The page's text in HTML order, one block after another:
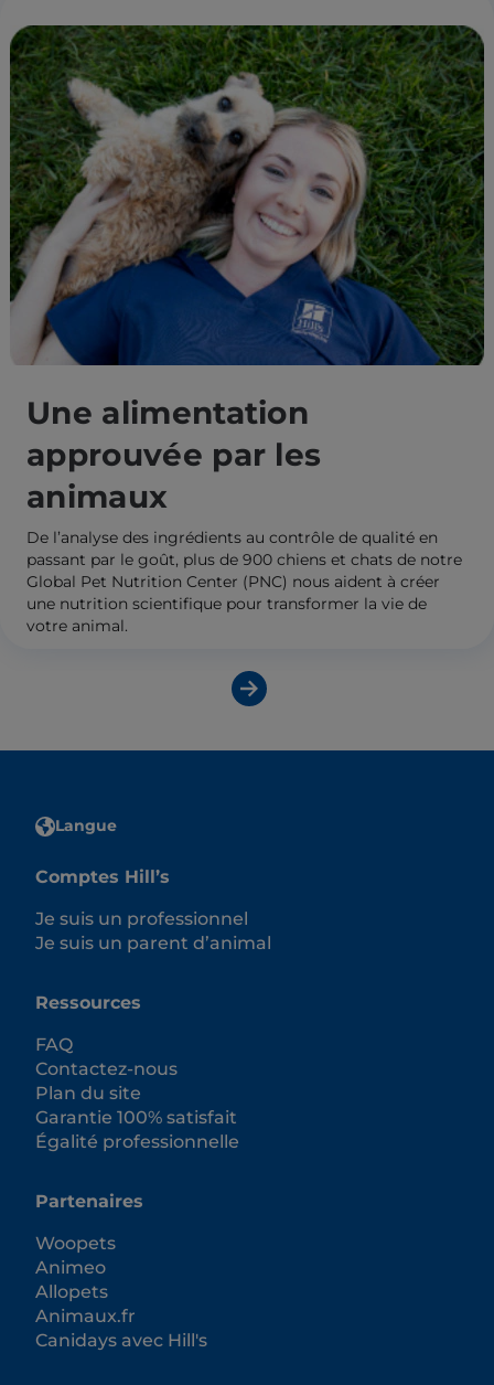
Une alimentation
approuvée par les
animaux
De l’analyse des ingrédients au contrôle de qualité en
passant par le goût, plus de 900 chiens et chats de notre
Global Pet Nutrition Center (PNC) nous aident à créer
une nutrition scientifique pour transformer la vie de
votre animal.
Découvrir le PNC
Langue
Comptes Hill’s
Je suis un professionnel
Je suis un parent d’animal
Ressources
FAQ
Contactez-nous
Plan du site
Garantie 100% satisfait
Égalité professionnelle
Partenaires
Woopets
Animeo
Allopets
Animaux.fr
Canidays avec Hill's